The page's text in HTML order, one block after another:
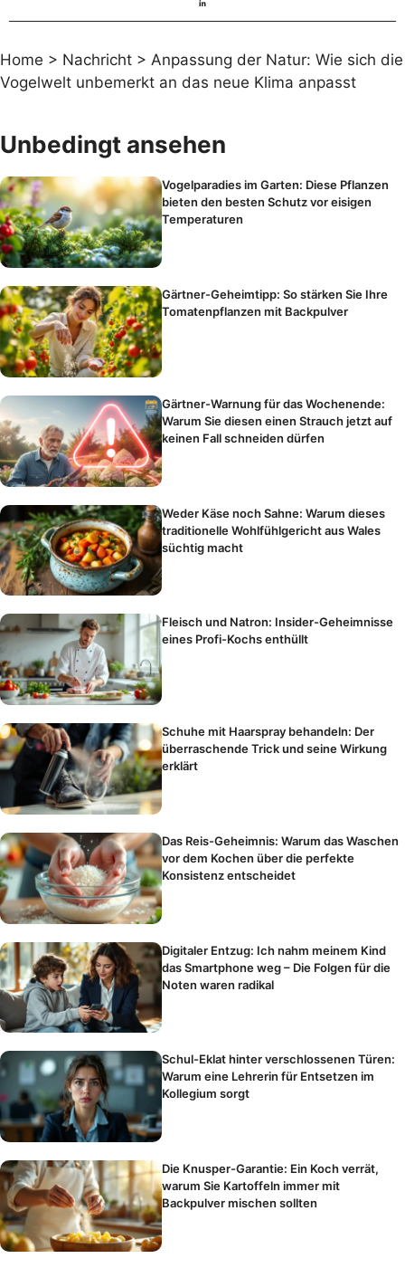
Home > Nachricht > Anpassung der Natur: Wie sich die
Vogelwelt unbemerkt an das neue Klima anpasst
Unbedingt ansehen
Vogelparadies im Garten: Diese Pflanzen
bieten den besten Schutz vor eisigen
Temperaturen
Gärtner-Geheimtipp: So stärken Sie Ihre
Tomatenpflanzen mit Backpulver
Gärtner-Warnung für das Wochenende:
Warum Sie diesen einen Strauch jetzt auf
keinen Fall schneiden dürfen
Weder Käse noch Sahne: Warum dieses
traditionelle Wohlfühlgericht aus Wales
süchtig macht
Fleisch und Natron: Insider-Geheimnisse
eines Profi-Kochs enthüllt
Schuhe mit Haarspray behandeln: Der
überraschende Trick und seine Wirkung
erklärt
Das Reis-Geheimnis: Warum das Waschen
vor dem Kochen über die perfekte
Konsistenz entscheidet
Digitaler Entzug: Ich nahm meinem Kind
das Smartphone weg – Die Folgen für die
Noten waren radikal
Schul-Eklat hinter verschlossenen Türen:
Warum eine Lehrerin für Entsetzen im
Kollegium sorgt
Die Knusper-Garantie: Ein Koch verrät,
warum Sie Kartoffeln immer mit
Backpulver mischen sollten